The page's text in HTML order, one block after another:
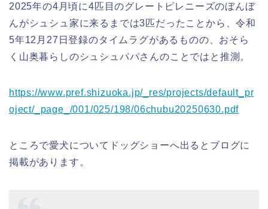
2025年の4月頃に4匹目のグレートピレニーズのぼんぼ
んがシュシュ家に来るまでは3匹だったことから、令和
5年12月27日登録のタイムラグがあるものの、おそら
く山奥暮らしのシュシュパパさんのことではと推測。
https://www.pref.shizuoka.jp/_res/projects/default_pr
oject/_page_/001/025/198/06chubu20250630.pdf
ところで愛犬についてドッグショーへ出るとブログに
掲載があります。